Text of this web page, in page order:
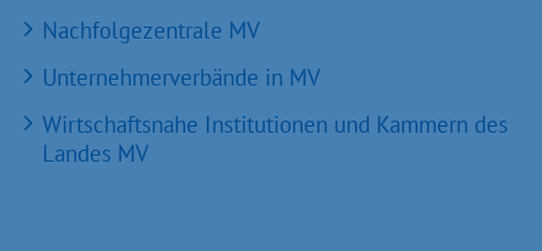
Nachfolgezentrale MV
Unternehmerverbände in MV
Wirtschaftsnahe Institutionen und Kammern des
Landes MV